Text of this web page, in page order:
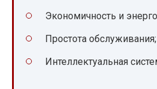
Экономичность и
Простота обслуживания;
Интеллектуальная